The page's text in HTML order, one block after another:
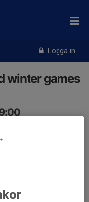
Logga in
winter games